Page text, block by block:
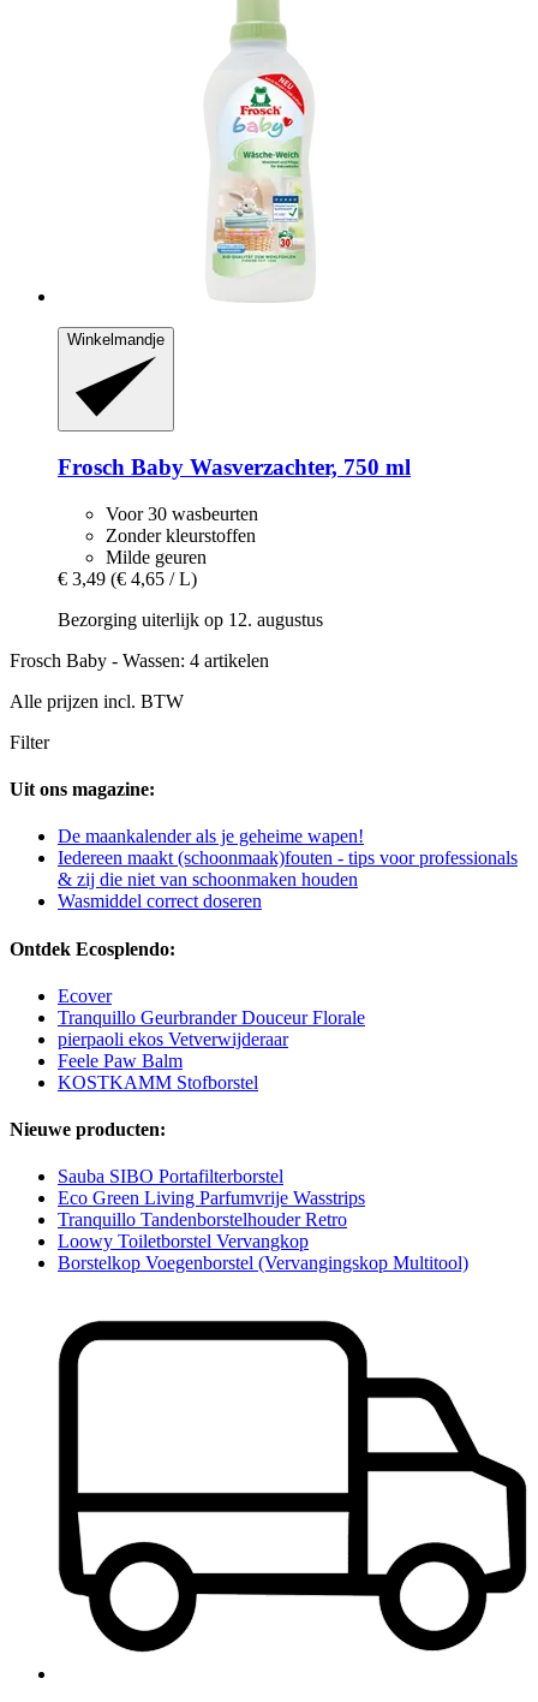
Winkelmandje
Frosch Baby Wasverzachter, 750 ml
Voor 30 wasbeurten
Zonder kleurstoffen
Milde geuren
€ 3,49 (€ 4,65 / L)
Bezorging uiterlijk op 12. augustus
Frosch Baby - Wassen: 4 artikelen
Alle prijzen incl. BTW
Filter
Uit ons magazine:
De maankalender als je geheime wapen!
Iedereen maakt (schoonmaak)fouten - tips voor professionals
& zij die niet van schoonmaken houden
Wasmiddel correct doseren
Ontdek Ecosplendo:
Ecover
Tranquillo Geurbrander Douceur Florale
pierpaoli ekos Vetverwijderaar
Feele Paw Balm
KOSTKAMM Stofborstel
Nieuwe producten:
Sauba SIBO Portafilterborstel
Eco Green Living Parfumvrije Wasstrips
Tranquillo Tandenborstelhouder Retro
Loowy Toiletborstel Vervangkop
Borstelkop Voegenborstel (Vervangingskop Multitool)